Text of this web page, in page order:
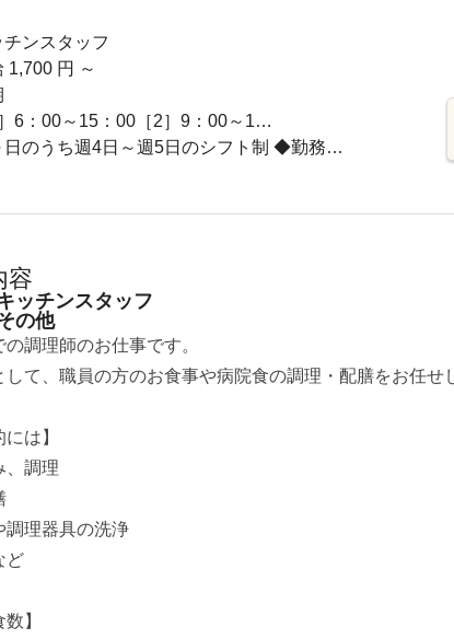
チンスタッフ
1,700 円 ～
］6：00～15：00［2］9：00～1…
日のうち週4日～週5日のシフト制 ◆勤務…
容
ッチンスタッフ
の他
調理師のお仕事です。
して、職員の方のお食事や病院食の調理・配膳をお任せ
には】
、調理
調理器具の洗浄
ど
数】